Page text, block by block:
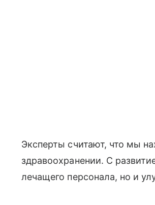
Эксперты считают, что мы
здравоохранении. С
лечащего персонала, но и